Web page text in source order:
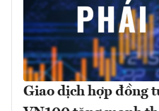
Giao dịch hợp đồng